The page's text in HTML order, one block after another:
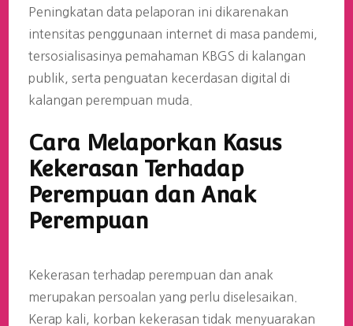
Peningkatan data pelaporan ini dikarenakan
intensitas penggunaan internet di masa pandemi,
tersosialisasinya pemahaman KBGS di kalangan
publik, serta penguatan kecerdasan digital di
kalangan perempuan muda.
Cara Melaporkan Kasus
Kekerasan Terhadap
Perempuan dan Anak
Perempuan
Kekerasan terhadap perempuan dan anak
merupakan persoalan yang perlu diselesaikan.
Kerap kali, korban kekerasan tidak menyuarakan